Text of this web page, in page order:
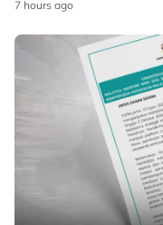
7 hours ago